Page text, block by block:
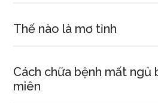
Thế nào là mơ tỉnh
Cách chữa bệnh mất ngủ
miên